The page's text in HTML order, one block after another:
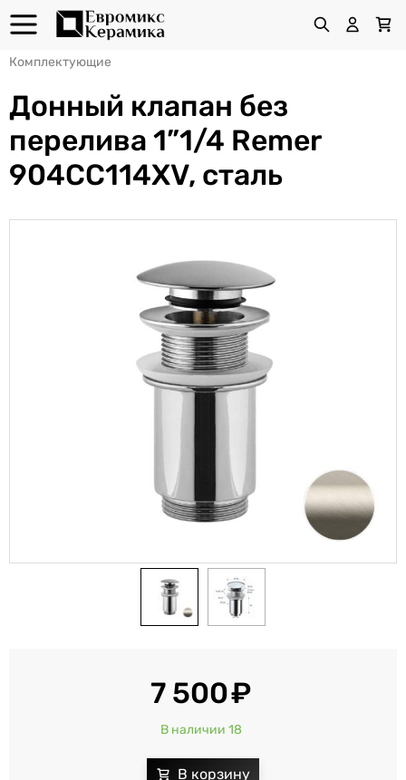
Комплектующие
Донный клапан без
перелива 1”1/4 Remer
904CC114XV, сталь
7 500
В наличии 18